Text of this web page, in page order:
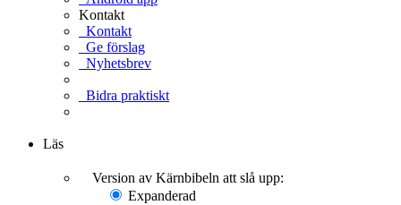
Kontakt
Kontakt
Ge förslag
Nyhetsbrev
Bidra praktiskt
Läs
Version av Kärnbibeln att slå upp:
Expanderad